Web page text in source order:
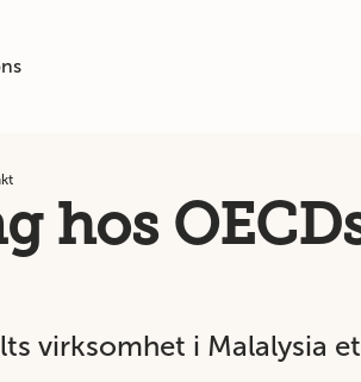
hos
virksomhet i Malalysia